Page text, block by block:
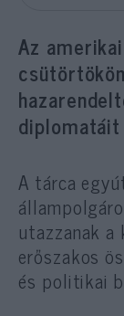
Az
A tárca
utazzanak
erőszakos
és politikai